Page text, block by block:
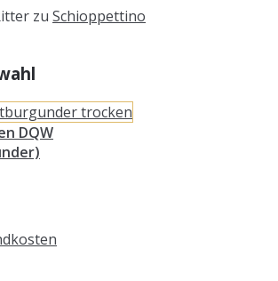
zu Schioppettino
DQW